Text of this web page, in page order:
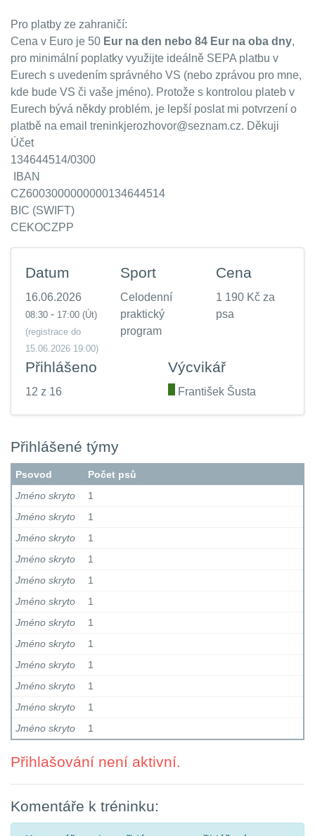
Pro platby ze zahraničí:
Cena v Euro je 50 Eur na den nebo 84 Eur na oba dny,
pro minimální poplatky využijte ideálně SEPA platbu v
Eurech s uvedením správného VS (nebo zprávou pro mne,
kde bude VS či vaše jméno). Protože s kontrolou plateb v
Eurech bývá někdy problém, je lepší poslat mi potvrzení o
platbě na email treninkjerozhovor@seznam.cz. Děkuji
Účet
134644514/0300
IBAN
CZ6003000000000134644514
BIC (SWIFT)
CEKOCZPP
Datum
16.06.2026
08:30 - 17:00 (Út)
(registrace do
15.06.2026 19:00)
Sport
Celodenní
praktický
program
Cena
1 190 Kč za
psa
Přihlášeno
12 z 16
Výcvikář
František Šusta
Přihlášené týmy
Psovod
Počet psů
Jméno skryto
1
Jméno skryto
1
Jméno skryto
1
Jméno skryto
1
Jméno skryto
1
Jméno skryto
1
Jméno skryto
1
Jméno skryto
1
Jméno skryto
1
Jméno skryto
1
Jméno skryto
1
Jméno skryto
1
Přihlašování není aktivní.
Komentáře k tréninku: